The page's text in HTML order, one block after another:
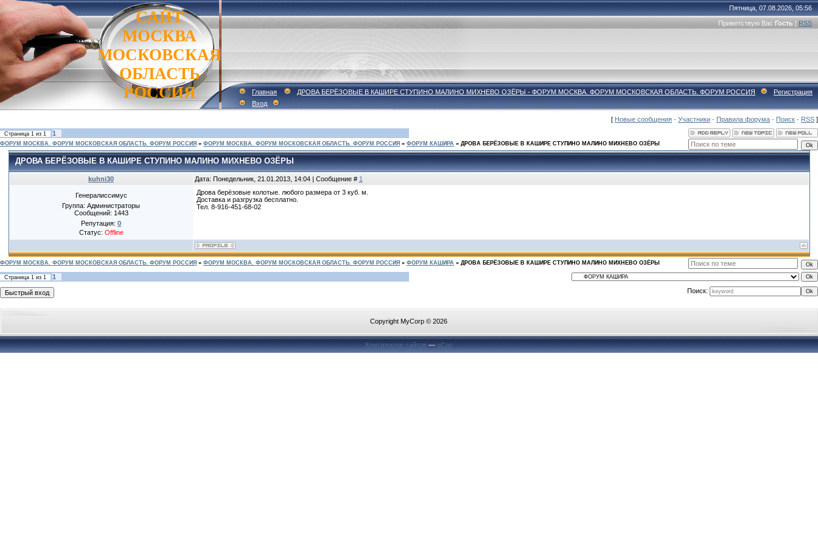
САЙТ
МОСКВА
МОСКОВСКАЯ
ОБЛАСТЬ
РОССИЯ
Пятница, 07.08.2026, 05:56
Приветствую Вас Гость | RSS
Главная ДРОВА БЕРЁЗОВЫЕ В КАШИРЕ СТУПИНО МАЛИНО МИХНЕВО ОЗЁРЫ - ФОРУМ МОСКВА. ФОРУМ МОСКОВСКАЯ ОБЛАСТЬ. ФОРУМ РОССИЯ
Регистрация
Вход
[ Новые сообщения · Участники · Правила форума · Поиск · RSS ]
Страница 1 из 1 1
ФОРУМ МОСКВА. ФОРУМ МОСКОВСКАЯ ОБЛАСТЬ. ФОРУМ РОССИЯ » ФОРУМ МОСКВА. ФОРУМ МОСКОВСКАЯ ОБЛАСТЬ. ФОРУМ РОССИЯ » ФОРУМ КАШИРА » ДРОВА БЕРЁЗОВЫЕ В КАШИРЕ СТУПИНО МАЛИНО МИХНЕВО ОЗЁРЫ
ДРОВА БЕРЁЗОВЫЕ В КАШИРЕ СТУПИНО МАЛИНО МИХНЕВО ОЗЁРЫ
kuhni30 Дата: Понедельник, 21.01.2013, 14:04 | Сообщение # 1
Генералиссимус
Группа: Администраторы
Сообщений: 1443
Репутация: 0
Статус: Offline
Дрова берёзовые колотые. любого размера от 3 куб. м.
Доставка и разгрузка бесплатно.
Тел. 8-916-451-68-02
ФОРУМ МОСКВА. ФОРУМ МОСКОВСКАЯ ОБЛАСТЬ. ФОРУМ РОССИЯ » ФОРУМ МОСКВА. ФОРУМ МОСКОВСКАЯ ОБЛАСТЬ. ФОРУМ РОССИЯ » ФОРУМ КАШИРА » ДРОВА БЕРЁЗОВЫЕ В КАШИРЕ СТУПИНО МАЛИНО МИХНЕВО ОЗЁРЫ
Страница 1 из 1
1
Поиск:
Copyright MyCorp © 2026
Конструктор сайтов—uCoz